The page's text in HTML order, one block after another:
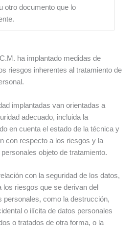
otro documento que lo
ha implantado medidas de
riesgos inherentes al tratamiento de
implantadas van orientadas a
adecuado, incluida la
en cuenta el estado de la técnica y
con respecto a los riesgos y la
objeto de tratamiento.
con la seguridad de los datos,
los riesgos que se derivan del
personales, como la destrucción,
o ilícita de datos personales
o tratados de otra forma, o la